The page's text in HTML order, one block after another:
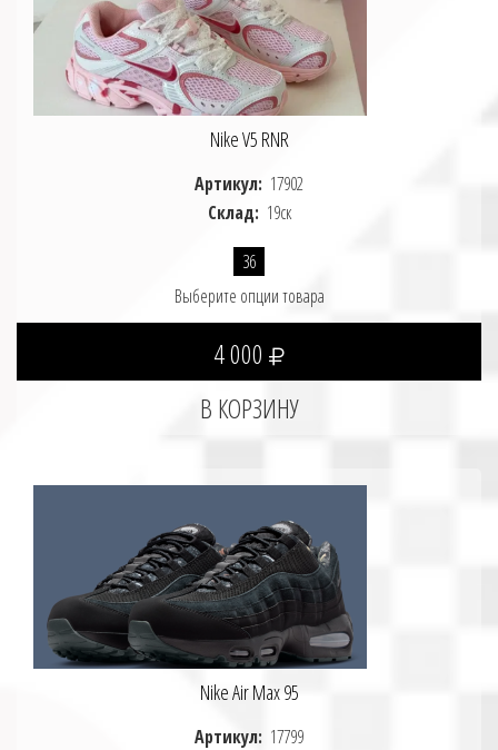
Nike V5 RNR
Артикул: 17902
Склад: 19ск
36
Выберите опции товара
4 000
Nike Air Max 95
Артикул: 17799